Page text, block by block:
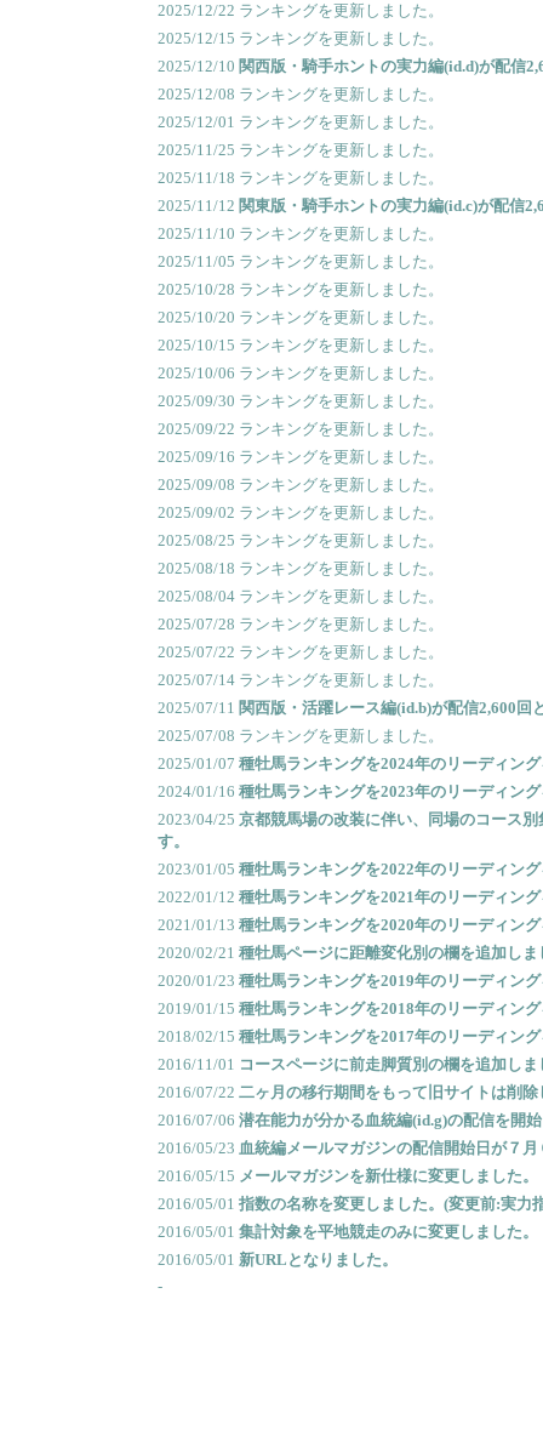
2025/12/22 ランキングを更新しました。
2025/12/15 ランキングを更新しました。
2025/12/10 関西版・騎手ホントの実力編(id.d)が配信
2025/12/08 ランキングを更新しました。
2025/12/01 ランキングを更新しました。
2025/11/25 ランキングを更新しました。
2025/11/18 ランキングを更新しました。
2025/11/12 関東版・騎手ホントの実力編(id.c)が配信
2025/11/10 ランキングを更新しました。
2025/11/05 ランキングを更新しました。
2025/10/28 ランキングを更新しました。
2025/10/20 ランキングを更新しました。
2025/10/15 ランキングを更新しました。
2025/10/06 ランキングを更新しました。
2025/09/30 ランキングを更新しました。
2025/09/22 ランキングを更新しました。
2025/09/16 ランキングを更新しました。
2025/09/08 ランキングを更新しました。
2025/09/02 ランキングを更新しました。
2025/08/25 ランキングを更新しました。
2025/08/18 ランキングを更新しました。
2025/08/04 ランキングを更新しました。
2025/07/28 ランキングを更新しました。
2025/07/22 ランキングを更新しました。
2025/07/14 ランキングを更新しました。
2025/07/11 関西版・活躍レース編(id.b)が配信2,600回
2025/07/08 ランキングを更新しました。
2025/01/07 種牡馬ランキングを2024年のリーディン
2024/01/16 種牡馬ランキングを2023年のリーディン
2023/04/25 京都競馬場の改装に伴い、同場のコース
す。
2023/01/05 種牡馬ランキングを2022年のリーディン
2022/01/12 種牡馬ランキングを2021年のリーディン
2021/01/13 種牡馬ランキングを2020年のリーディン
2020/02/21 種牡馬ページに距離変化別の欄を追加しま
2020/01/23 種牡馬ランキングを2019年のリーディン
2019/01/15 種牡馬ランキングを2018年のリーディン
2018/02/15 種牡馬ランキングを2017年のリーディン
2016/11/01 コースページに前走脚質別の欄を追加しま
2016/07/22 二ヶ月の移行期間をもって旧サイトは削除
2016/07/06 潜在能力が分かる血統編(id.g)の配信を開
2016/05/23 血統編メールマガジンの配信開始日が７
2016/05/15 メールマガジンを新仕様に変更しました。
2016/05/01 指数の名称を変更しました。(変更前:実力
2016/05/01 集計対象を平地競走のみに変更しました。
2016/05/01 新URLとなりました。
-